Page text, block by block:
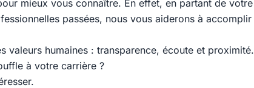
mieux vous connaître. En effet, en partant de votre
passées, nous vous aiderons à accomplir
valeurs humaines : transparence, écoute et proximité.
à votre carrière ?